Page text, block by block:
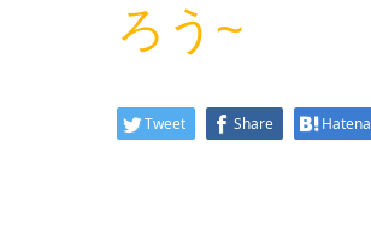
ろう~
Tweet Share Hatena